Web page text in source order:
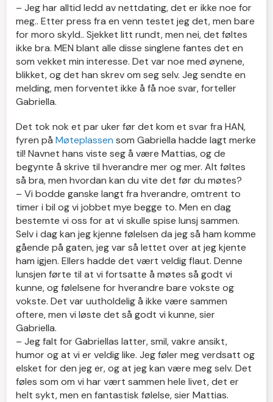
– Jeg har alltid ledd av nettdating, det er ikke noe for
meg.. Etter press fra en venn testet jeg det, men bare
for moro skyld.. Sjekket litt rundt, men nei, det føltes
ikke bra. MEN blant alle disse singlene fantes det en
som vekket min interesse. Det var noe med øynene,
blikket, og det han skrev om seg selv. Jeg sendte en
melding, men forventet ikke å få noe svar, forteller
Gabriella.
Det tok nok et par uker før det kom et svar fra HAN,
fyren påMøteplassen som Gabriella hadde lagt merke
til! Navnet hans viste seg å være Mattias, og de
begynte å skrive til hverandre mer og mer. Alt føltes
så bra, men hvordan kan du vite det før du møtes?
– Vi bodde ganske langt fra hverandre, omtrent to
timer i bil og vi jobbet mye begge to. Men en dag
bestemte vi oss for at vi skulle spise lunsj sammen.
Selv i dag kan jeg kjenne følelsen da jeg så ham komme
gående på gaten, jeg var så lettet over at jeg kjente
ham igjen. Ellers hadde det vært veldig flaut. Denne
lunsjen førte til at vi fortsatte å møtes så godt vi
kunne, og følelsene for hverandre bare vokste og
vokste. Det var uutholdelig å ikke være sammen
oftere, men vi løste det så godt vi kunne, sier
Gabriella.
– Jeg falt for Gabriellas latter, smil, vakre ansikt,
humor og at vi er veldig like. Jeg føler meg verdsatt og
elsket for den jeg er, og at jeg kan være meg selv. Det
føles som om vi har vært sammen hele livet, det er
helt sykt, men en fantastisk følelse, sier Mattias.